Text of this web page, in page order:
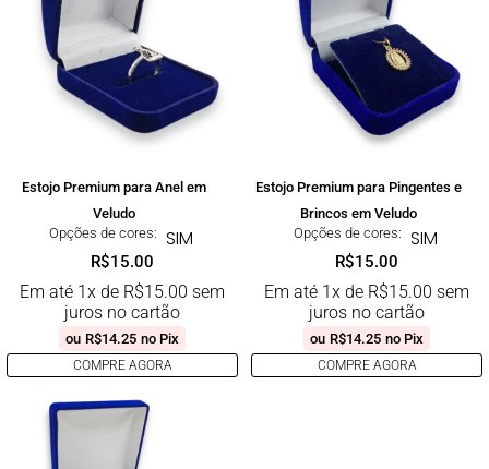
Estojo Premium para Anel em
Veludo
Opções de cores: SIM
R$15.00
Em até 1x de R$15.00 sem
juros no cartão
ou R$14.25 no Pix
COMPRE AGORA
Estojo Premium para Pingentes e
Brincos em Veludo
Opções de cores: SIM
R$15.00
Em até 1x de R$15.00 sem
juros no cartão
ou R$14.25 no Pix
COMPRE AGORA